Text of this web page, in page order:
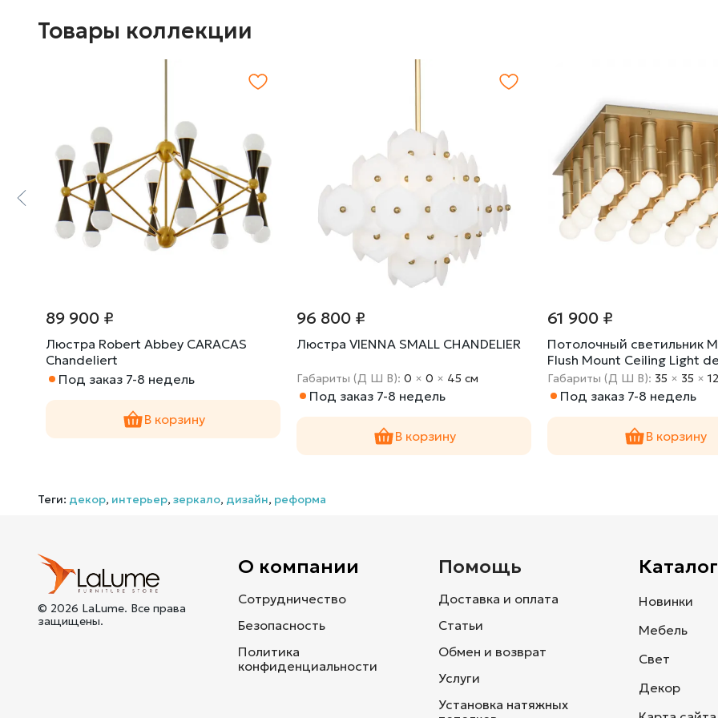
Товары коллекции
89 900 ₽
Люстра Robert Abbey CARACAS
Chandeliert
Под заказ 7-8 недель
В корзину
96 800 ₽
Люстра VIENNA SMALL CHANDELIER
Габариты (Д Ш В):0 ×0 × 45 cм
Под заказ 7-8 недель
В корзину
61 900 ₽
Потолочный светильник
Flush Mount Ceiling Light
Габариты (Д Ш В): 35 × 35 ×
Под заказ 7-8 недель
В корзину
Теги: декор, интерьер,зеркало, дизайн, реформа
© 2026 LaLume. Все права
защищены.
О компании
Сотрудничество
Безопасность
Политика
конфиденциальности
Помощь
Доставка и оплата
Статьи
Обмен и возврат
Услуги
Установка натяжных
Каталог
Новинки
Мебель
Свет
Декор